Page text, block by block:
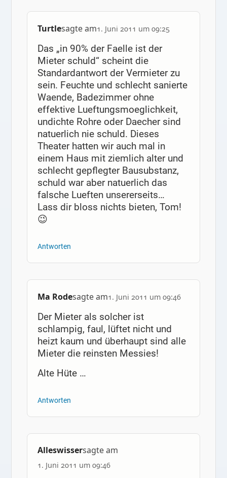
Turtlesagte am1. Juni 2011 um 09:25
Das „in 90% der Faelle ist der
Mieter schuld“ scheint die
Standardantwort der Vermieter zu
sein. Feuchte und schlecht sanierte
Waende, Badezimmer ohne
effektive Lueftungsmoeglichkeit,
undichte Rohre oder Daecher sind
natuerlich nie schuld. Dieses
Theater hatten wir auch mal in
einem Haus mit ziemlich alter und
schlecht gepflegter Bausubstanz,
schuld war aber natuerlich das
falsche Lueften unsererseits…
Lass dir bloss nichts bieten, Tom!
😉
Antworten
Ma Rodesagte am1. Juni 2011 um 09:46
Der Mieter als solcher ist
schlampig, faul, lüftet nicht und
heizt kaum und überhaupt sind alle
Mieter die reinsten Messies!
Alte Hüte …
Antworten
Alleswissersagte am
1. Juni 2011 um 09:46